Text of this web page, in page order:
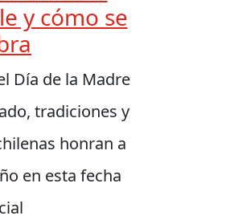
y cómo se
Día de la Madre
tradiciones y
honran a
en esta fecha